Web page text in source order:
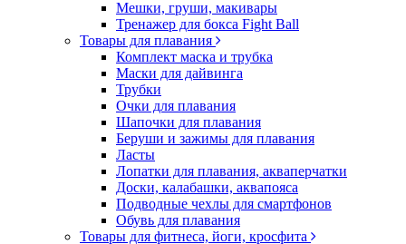
Мешки, груши, макивары
Тренажер для бокса Fight Ball
Товары для плавания
Комплект маска и трубка
Маски для дайвинга
Трубки
Очки для плавания
Шапочки для плавания
Беруши и зажимы для плавания
Ласты
Лопатки для плавания, акваперчатки
Доски, калабашки, аквапояса
Подводные чехлы для смартфонов
Обувь для плавания
Товары для фитнеса, йоги, кросфита